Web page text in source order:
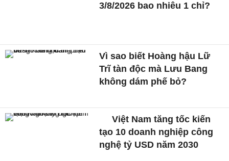
3/8/2026 bao nhiêu 1 chỉ?
Vì sao biết Hoàng hậu Lữ
Trĩ tàn độc mà Lưu Bang
không dám phế bỏ?
Việt Nam tăng tốc kiến
tạo 10 doanh nghiệp công
nghệ tỷ USD năm 2030